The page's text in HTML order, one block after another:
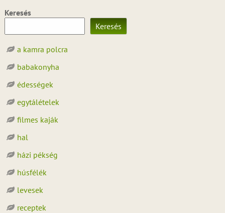
Keresés
Keresés
a kamra polcra
babakonyha
édességek
egytálételek
filmes kaják
hal
házi pékség
húsfélék
levesek
receptek